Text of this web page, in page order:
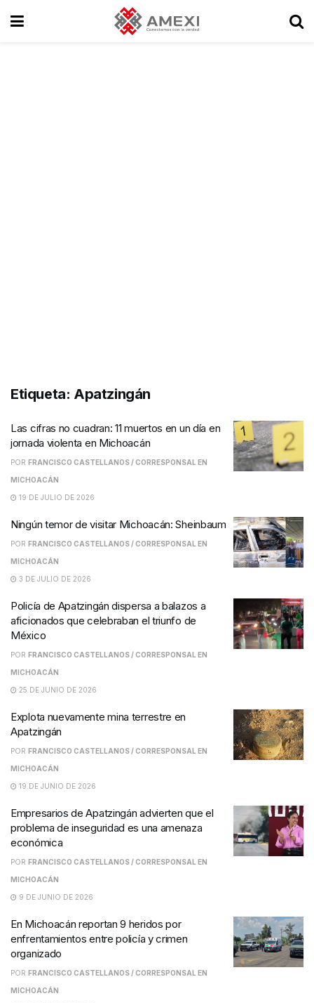
Etiqueta: Apatzingán
Las cifras no cuadran: 11 muertos en un día en
jornada violenta en Michoacán
POR FRANCISCO CASTELLANOS / CORRESPONSAL EN
MICHOACÁN
19 DE JULIO DE 2026
Ningún temor de visitar Michoacán: Sheinbaum
POR FRANCISCO CASTELLANOS / CORRESPONSAL EN
MICHOACÁN
3 DE JULIO DE 2026
Policía de Apatzingán dispersa a balazos a
aficionados que celebraban el triunfo de
México
POR FRANCISCO CASTELLANOS / CORRESPONSAL EN
MICHOACÁN
25 DE JUNIO DE 2026
Explota nuevamente mina terrestre en
Apatzingán
POR FRANCISCO CASTELLANOS / CORRESPONSAL EN
MICHOACÁN
19 DE JUNIO DE 2026
Empresarios de Apatzingán advierten que el
problema de inseguridad es una amenaza
económica
POR FRANCISCO CASTELLANOS / CORRESPONSAL EN
MICHOACÁN
9 DE JUNIO DE 2026
En Michoacán reportan 9 heridos por
enfrentamientos entre policía y crimen
organizado
POR FRANCISCO CASTELLANOS / CORRESPONSAL EN
MICHOACÁN